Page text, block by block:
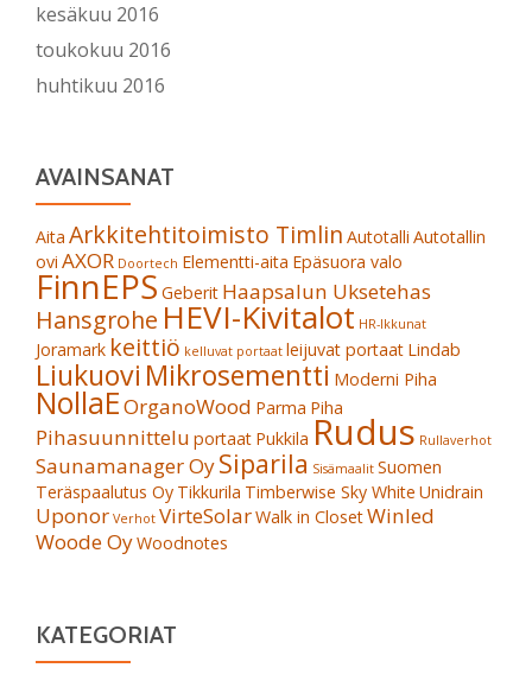
kesäkuu 2016
toukokuu 2016
huhtikuu 2016
AVAINSANAT
Aita Arkkitehtitoimisto Timlin Autotalli Autotallin
ovi AXOR Doortech Elementti-aita Epäsuora valo
FinnEPS Geberit Haapsalun Uksetehas
Hansgrohe HEVI-Kivitalot HR-Ikkunat
Joramark keittiö kelluvat portaat leijuvat portaat Lindab
Liukuovi Mikrosementti Moderni Piha
NollaEOrganoWood Parma Piha
Pihasuunnittelu portaat Pukkila Rudus Rullaverhot
Saunamanager OySiparila Sisämaalit Suomen
Teräspaalutus Oy Tikkurila Timberwise Sky White Unidrain
Uponor Verhot VirteSolarWalk in ClosetWinled
Woode OyWoodnotes
KATEGORIAT